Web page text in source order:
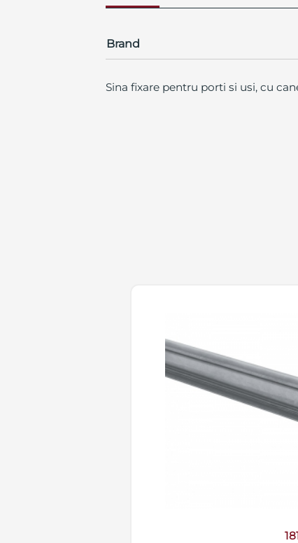
Brand
Sina fixare pentru porti si usi, cu